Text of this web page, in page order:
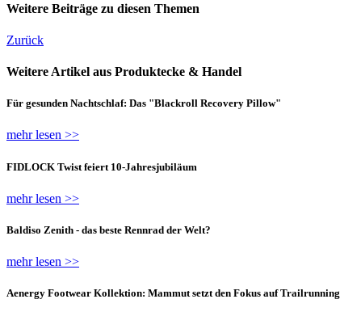
Weitere Beiträge zu diesen Themen
Zurück
Weitere Artikel aus Produktecke & Handel
Für gesunden Nachtschlaf: Das "Blackroll Recovery Pillow"
mehr lesen >>
FIDLOCK Twist feiert 10-Jahresjubiläum
mehr lesen >>
Baldiso Zenith - das beste Rennrad der Welt?
mehr lesen >>
Aenergy Footwear Kollektion: Mammut setzt den Fokus auf Trailrunning